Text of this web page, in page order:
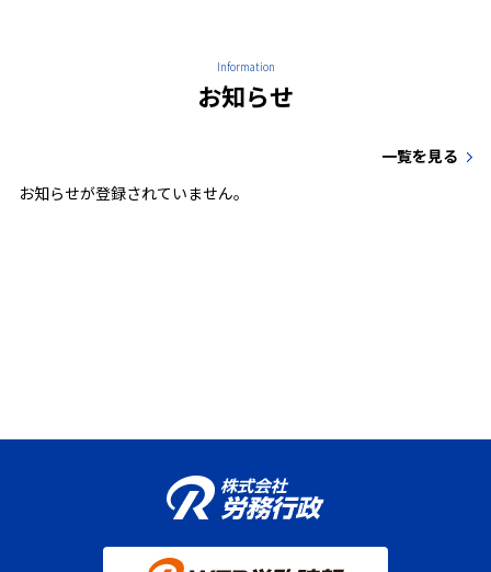
Information
お知らせ
一覧を見る
お知らせが登録されていません。